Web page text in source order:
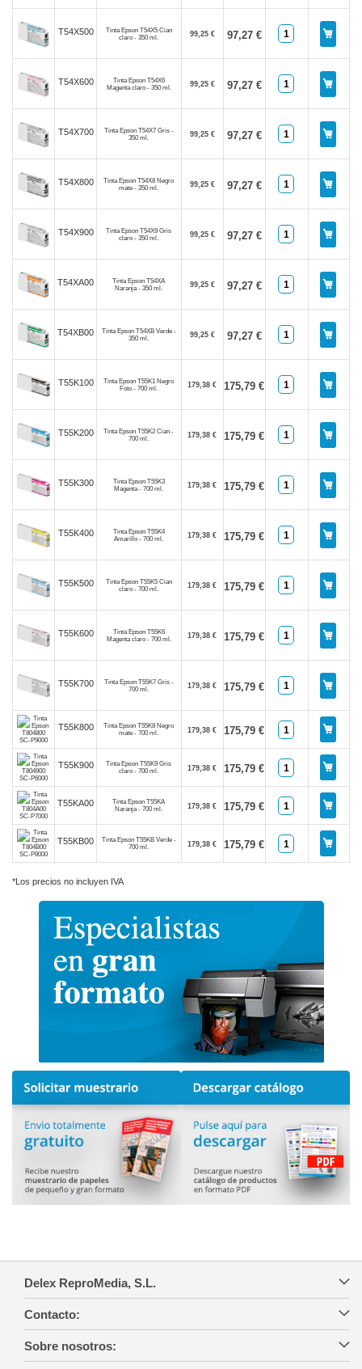
T54X500
Tinta Epson T54X5 Cian
claro - 350 ml.
99,25 € 97,27 €
T54X600
Tinta Epson T54X6
Magenta claro - 350 ml.
99,25 € 97,27 €
T54X700
Tinta Epson T54X7 Gris -
350 ml.
99,25 € 97,27 €
T54X800
Tinta Epson T54X8 Negro
mate - 350 ml.
99,25 € 97,27 €
T54X900
Tinta Epson T54X9 Gris
claro - 350 ml.
99,25 € 97,27 €
T54XA00
Tinta Epson T54XA
Naranja - 350 ml.
99,25 € 97,27 €
T54XB00
Tinta Epson T54XB Verde -
350 ml.
99,25 € 97,27 €
T55K100
Tinta Epson T55K1 Negro
Foto - 700 ml.
179,38 € 175,79 €
T55K200
Tinta Epson T55K2 Cian -
700 ml.
179,38 € 175,79 €
T55K300
Tinta Epson T55K3
Magenta - 700 ml.
179,38 € 175,79 €
T55K400
Tinta Epson T55K4
Amarillo - 700 ml.
179,38 € 175,79 €
T55K500
Tinta Epson T55K5 Cian
claro - 700 ml.
179,38 € 175,79 €
T55K600
Tinta Epson T55K6
Magenta claro - 700 ml.
179,38 € 175,79 €
T55K700
Tinta Epson T55K7 Gris -
700 ml.
179,38 € 175,79 €
T55K800
Tinta Epson T55K8 Negro
mate - 700 ml.
179,38 € 175,79 €
T55K900
Tinta Epson T55K9 Gris
claro - 700 ml.
179,38 € 175,79 €
T55KA00
Tinta Epson T55KA
Naranja - 700 ml.
179,38 € 175,79 €
T55KB00
Tinta Epson T55KB Verde -
700 ml.
179,38 € 175,79 €
*Los precios no incluyen IVA
Delex ReproMedia, S.L.
Contacto:
Sobre nosotros: